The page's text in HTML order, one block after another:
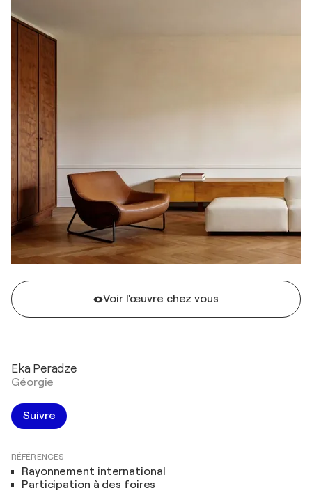
Voir l'œuvre chez vous
Eka Peradze
Géorgie
Suivre
RÉFÉRENCES
Rayonnement international
Participation à des foires